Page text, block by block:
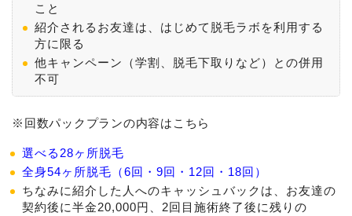
こと
紹介されるお友達は、はじめて脱毛ラボを利用する
方に限る
他キャンペーン（学割、脱毛下取りなど）との併用
不可
※回数パックプランの内容はこちら
選べる28ヶ所脱毛
全身54ヶ所脱毛（6回・9回・12回・18回）
ちなみに紹介した人へのキャッシュバックは、お友達の
契約後に半金20,000円、2回目施術終了後に残りの